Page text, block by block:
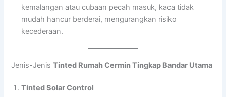
kemalangan atau cubaan pecah masuk, kaca tidak
mudah hancur berderai, mengurangkan risiko
kecederaan.
Jenis-JenisTinted Rumah Cermin Tingkap Bandar Utama
Tinted Solar Control